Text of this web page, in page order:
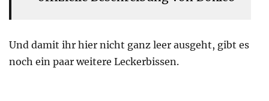
Und damit ihr hier nicht ganz leer ausgeht, gibt es
noch ein paar weitere Leckerbissen.